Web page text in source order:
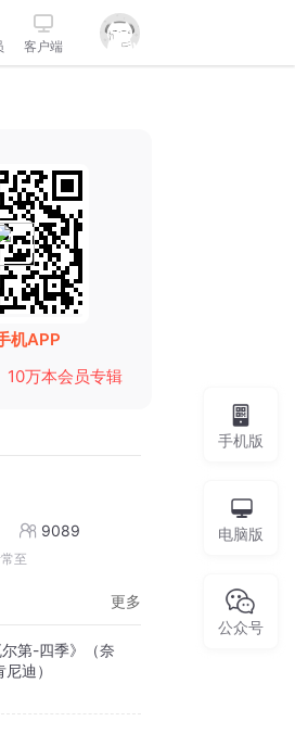
客户端
机APP
10万本会员专辑
9089
至
更多
尔第-四季》（奈
迪）
手机版
电脑版
公众号